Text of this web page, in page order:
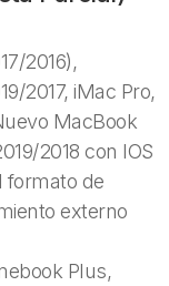
2016),
2017, iMac Pro,
MacBook
2018 con IOS
formato de
externo
Plus,